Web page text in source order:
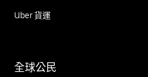
Uber 貨運
全球公民